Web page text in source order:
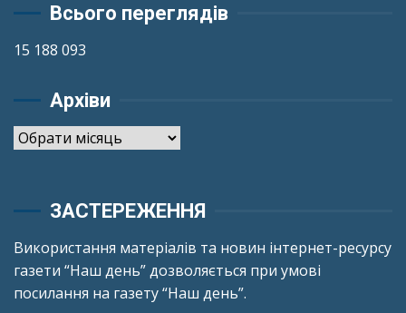
Всього переглядів
15 188 093
Архіви
Архіви
ЗАСТЕРЕЖЕННЯ
Використання матеріалів та новин інтернет-ресурсу
газети “Наш день” дозволяється при умові
посилання на газету “Наш день”.